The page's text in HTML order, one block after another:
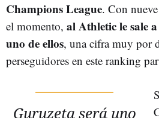
Champions League. Con
el momento, al Athletic le sale
uno de ellos, una cifra muy por
perseguidores en este ranking
Guruzeta será uno